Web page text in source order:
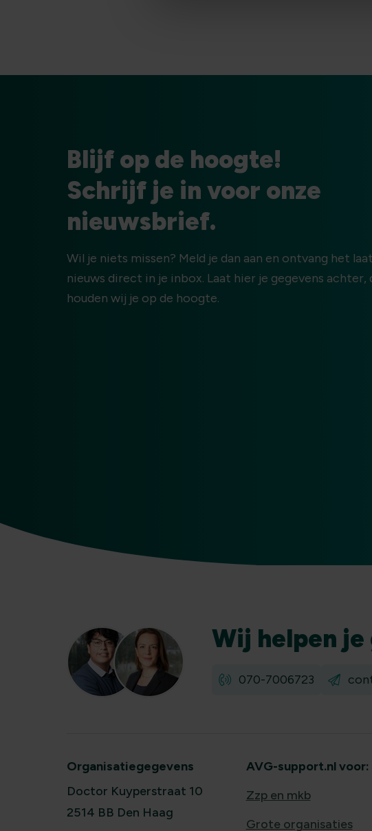
Blijf op de hoogte!
Schrijf je in voor onze
nieuwsbrief.
Wil je niets missen? Meld je dan aan en ontvang het
nieuws direct in je inbox. Laat hier je gegevens achter,
houden wij je op de hoogte.
Wij helpen je
070-7006723
Organisatiegegevens
Doctor Kuyperstraat 10
2514 BB Den Haag
AVG-support.nl voor:
Zzp en mkb
Grote organisaties